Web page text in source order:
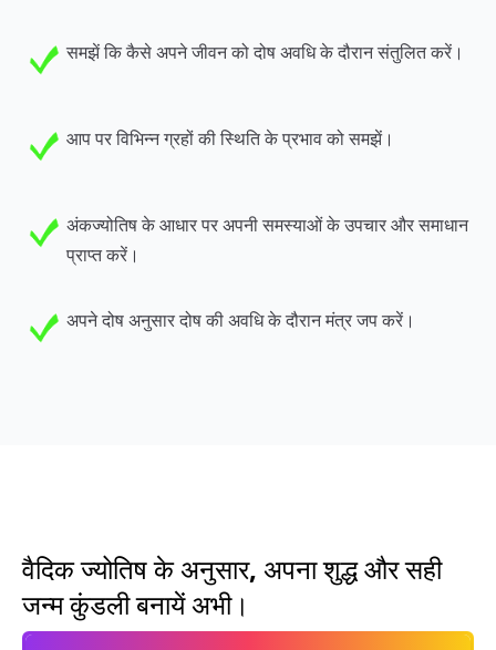
समझें कि कैसे अपने जीवन को दोष अवधि के दौरान संतुलित करें।
आप पर विभिन्न ग्रहों की स्थिति के प्रभाव को समझें।
अंकज्योतिष के आधार पर अपनी समस्याओं के उपचार और समाधान
प्राप्त करें।
अपने दोष अनुसार दोष की अवधि के दौरान मंत्र जप करें।
वैदिक ज्योतिष के अनुसार, अपना शुद्ध और सही
जन्म कुंडली बनायें अभी।